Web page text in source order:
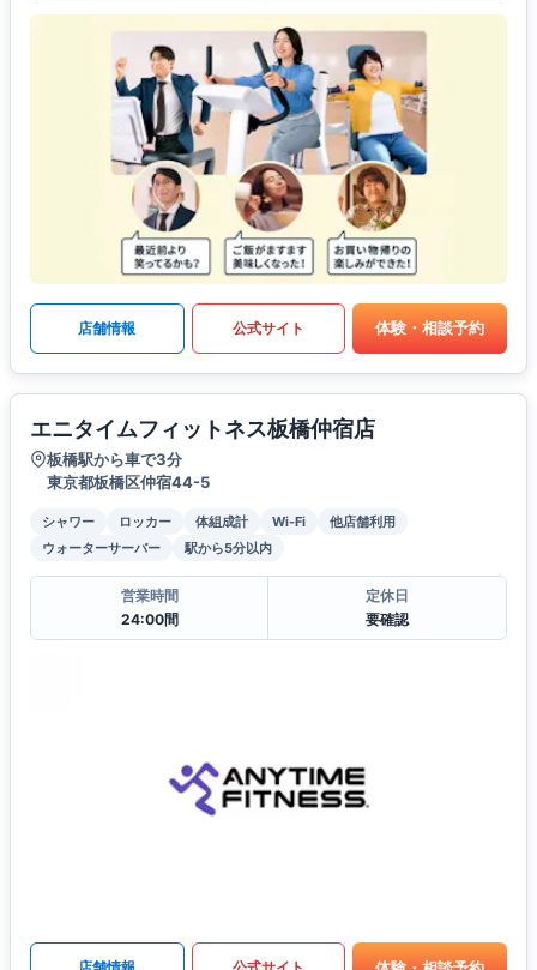
店舗情報 公式サイト 体験・相談予約
エニタイムフィットネス板橋仲宿店
板橋駅から車で3分
東京都板橋区仲宿44-5
シャワー ロッカー 体組成計 Wi-Fi
他店舗利用
ウォーターサーバー
駅から5分以内
営業時間
24:00間
定休日
要確認